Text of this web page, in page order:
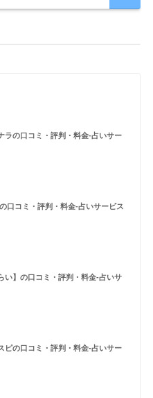
ラの口コミ・評判・料金-占いサー
口コミ・評判・料金-占いサービス
い】の口コミ・評判・料金-占いサ
ピの口コミ・評判・料金-占いサー